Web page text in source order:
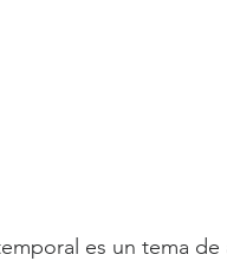
es un tema